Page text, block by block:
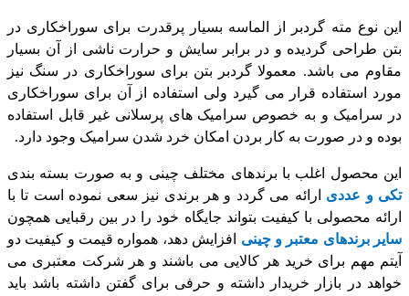
این نوع مته گردبر از الماسه بسیار پرقدرت برای سوراخکاری در
بتن طراحی گردیده و در برابر سایش و حرارت ناشی از آن بسیار
مقاوم می باشد. معمولا گردبر بتن برای سوراخکاری در سنگ نیز
مورد استفاده قرار می گیرد ولی استفاده از آن برای سوراخکاری
در سرامیک و به خصوص سرامیک های پرسلانی غیر قابل استفاده
بوده و در صورت به کار بردن امکان خرد شدن سرامیک وجود دارد.
این محصول اغلب با برندهای مختلف چینی و به صورت بسته بندی
تکی و عددی ارائه می گردد و هر برندی نیز سعی نموده است تا با
ارائه محصولی با کیفیت بتواند جایگاه خود را در بین رقبایی همچون
سایر برندهای معتبر و چینی افزایش دهد، همواره قیمت و کیفیت دو
آیتم مهم برای خرید هر کالایی می باشند و هر شرکت معتبری می
خواهد در بازار خریدار داشته و حرفی برای گفتن داشته باشد باید